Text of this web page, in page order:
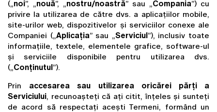
(„noi”, „nouă”, „nostru/noastră” sau „Compania”) cu
privire la utilizarea de către dvs. a aplicațiilor mobile,
site-urilor web, dispozitivelor și serviciilor conexe ale
Companiei („Aplicația” sau „Serviciul”), inclusiv toate
informațiile, textele, elementele grafice, software-ul
și serviciile disponibile pentru utilizarea dvs.
(„Conținutul”).
Prin accesarea sau utilizarea oricărei părți a
Serviciului, recunoașteți că ați citit, înțeles și sunteți
de acord să respectați acești Termeni, formând un